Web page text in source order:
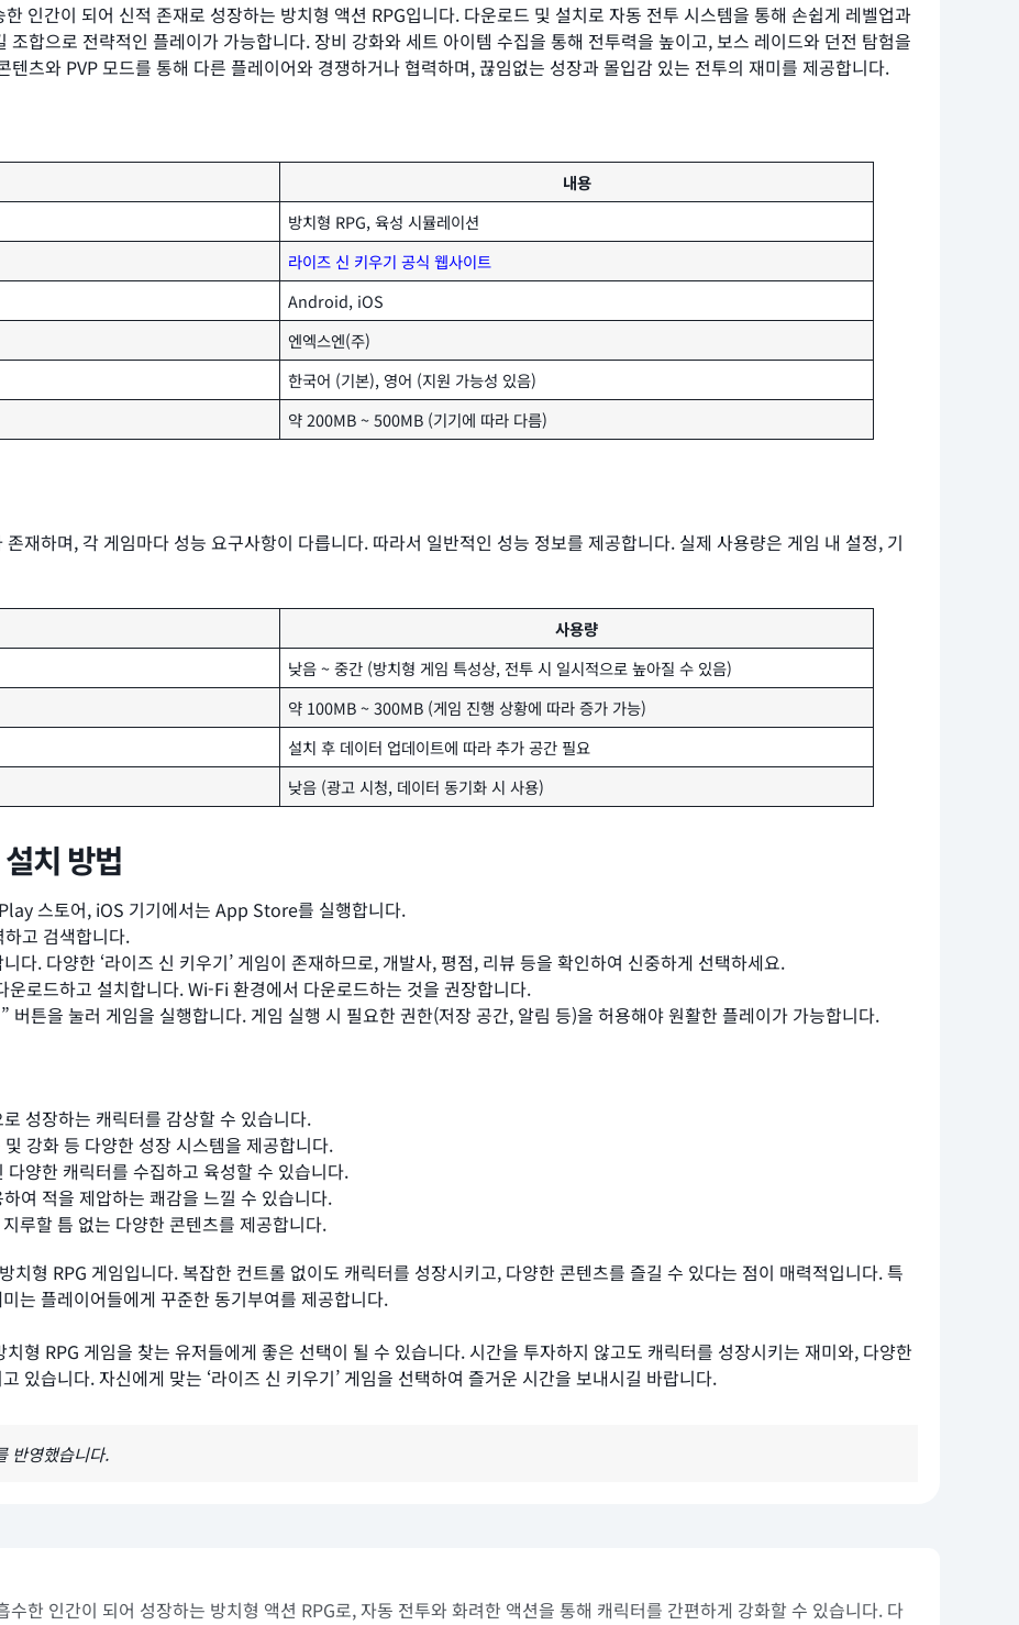
인간이 되어 신적 존재로 성장하는 방치형 액션 RPG입니다. 다운로드 및 설치로 자동 전투 시스템을 통해 손쉽게 레벨업과
합으로 전략적인 플레이가 가능합니다. 장비 강화와 세트 아이템 수집을 통해 전투력을 높이고, 보스 레이드와 던전 탐험을
츠와 PVP 모드를 통해 다른 플레이어와 경쟁하거나 협력하며, 끊임없는 성장과 몰입감 있는 전투의 재미를 제공합니다.
내용
방치형 RPG, 육성 시뮬레이션
라이즈 신 키우기 공식 웹사이트
Android, iOS
엔엑스엔(주)
한국어 (기본), 영어 (지원 가능성 있음)
약 200MB ~ 500MB (기기에 따라 다름)
재하며, 각 게임마다 성능 요구사항이 다릅니다. 따라서 일반적인 성능 정보를 제공합니다. 실제 사용량은 게임 내 설정, 기
사용량
낮음 ~ 중간 (방치형 게임 특성상, 전투 시 일시적으로 높아질 수 있음)
약 100MB ~ 300MB (게임 진행 상황에 따라 증가 가능)
설치 후 데이터 업데이트에 따라 추가 공간 필요
낮음 (광고 시청, 데이터 동기화 시 사용)
치 방법
스토어, iOS 기기에서는 App Store를 실행합니다.
고 검색합니다.
다. 다양한 ‘라이즈 신 키우기’ 게임이 존재하므로, 개발사, 평점, 리뷰 등을 확인하여 신중하게 선택하세요.
운로드하고 설치합니다. Wi-Fi 환경에서 다운로드하는 것을 권장합니다.
버튼을 눌러 게임을 실행합니다. 게임 실행 시 필요한 권한(저장 공간, 알림 등)을 허용해야 원활한 플레이가 가능합니다.
성장하는 캐릭터를 감상할 수 있습니다.
강화 등 다양한 성장 시스템을 제공합니다.
양한 캐릭터를 수집하고 육성할 수 있습니다.
여 적을 제압하는 쾌감을 느낄 수 있습니다.
루할 틈 없는 다양한 콘텐츠를 제공합니다.
치형 RPG 게임입니다. 복잡한 컨트롤 없이도 캐릭터를 성장시키고, 다양한 콘텐츠를 즐길 수 있다는 점이 매력적입니다. 특
는 플레이어들에게 꾸준한 동기부여를 제공합니다.
형 RPG 게임을 찾는 유저들에게 좋은 선택이 될 수 있습니다. 시간을 투자하지 않고도 캐릭터를 성장시키는 재미와, 다양한
있습니다. 자신에게 맞는 ‘라이즈 신 키우기’ 게임을 선택하여 즐거운 시간을 보내시길 바랍니다.
반영했습니다.
한 인간이 되어 성장하는 방치형 액션 RPG로, 자동 전투와 화려한 액션을 통해 캐릭터를 간편하게 강화할 수 있습니다. 다